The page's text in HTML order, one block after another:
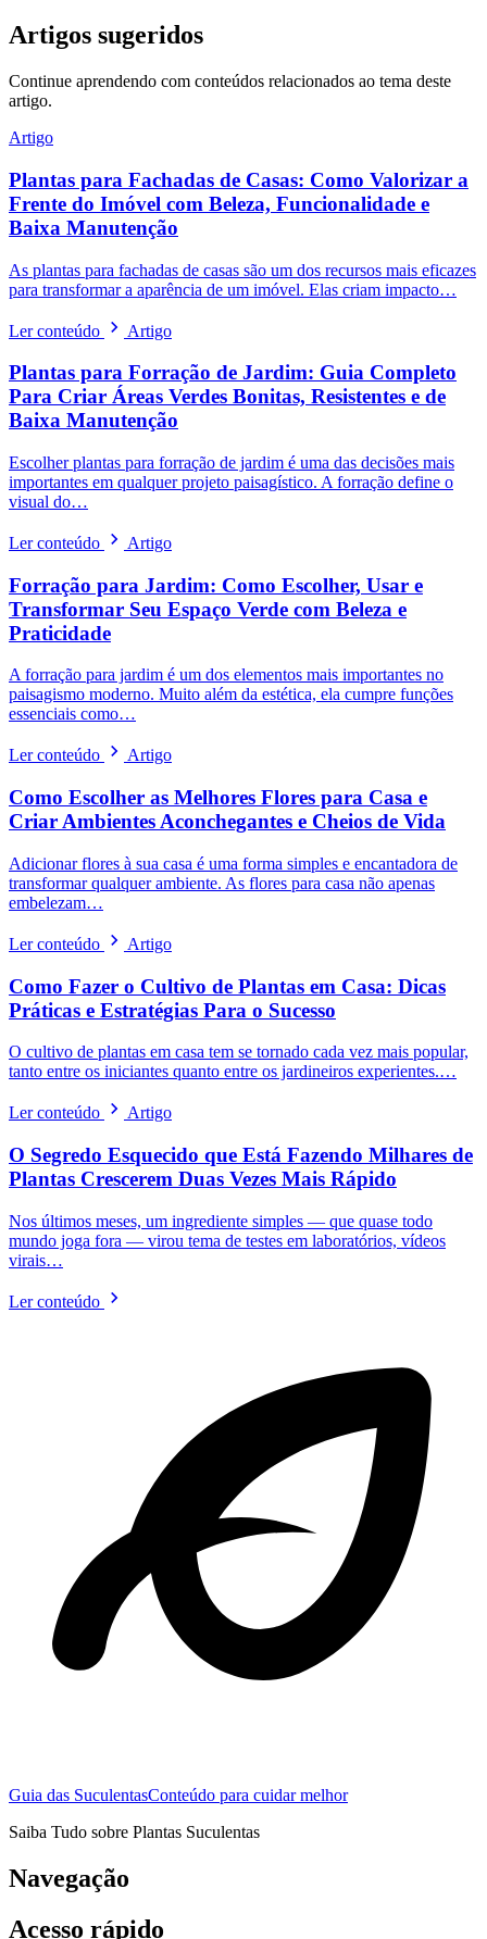
Artigos sugeridos
Continue aprendendo com conteúdos relacionados ao tema deste
artigo.
Artigo
Plantas para Fachadas de Casas: Como Valorizar a
Frente do Imóvel com Beleza, Funcionalidade e
Baixa Manutenção
As plantas para fachadas de casas são um dos recursos mais eficazes
para transformar a aparência de um imóvel. Elas criam impacto…
Ler conteúdo Artigo
Plantas para Forração de Jardim: Guia Completo
Para Criar Áreas Verdes Bonitas, Resistentes e de
Baixa Manutenção
Escolher plantas para forração de jardim é uma das decisões mais
importantes em qualquer projeto paisagístico. A forração define o
visual do…
Ler conteúdo Artigo
Forração para Jardim: Como Escolher, Usar e
Transformar Seu Espaço Verde com Beleza e
Praticidade
A forração para jardim é um dos elementos mais importantes no
paisagismo moderno. Muito além da estética, ela cumpre funções
essenciais como…
Ler conteúdo Artigo
Como Escolher as Melhores Flores para Casa e
Criar Ambientes Aconchegantes e Cheios de Vida
Adicionar flores à sua casa é uma forma simples e encantadora de
transformar qualquer ambiente. As flores para casa não apenas
embelezam…
Ler conteúdo Artigo
Como Fazer o Cultivo de Plantas em Casa: Dicas
Práticas e Estratégias Para o Sucesso
O cultivo de plantas em casa tem se tornado cada vez mais popular,
tanto entre os iniciantes quanto entre os jardineiros experientes.…
Ler conteúdo Artigo
O Segredo Esquecido que Está Fazendo Milhares de
Plantas Crescerem Duas Vezes Mais Rápido
Nos últimos meses, um ingrediente simples — que quase todo
mundo joga fora — virou tema de testes em laboratórios, vídeos
virais…
Ler conteúdo
Guia das SuculentasConteúdo para cuidar melhor
Saiba Tudo sobre Plantas Suculentas
Navegação
Acesso rápido